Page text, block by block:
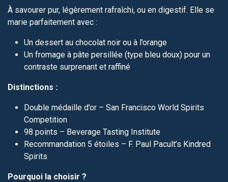
À savourer pur, légèrement rafraîchi, ou en digestif. Elle se
marie parfaitement avec :
Un dessert au chocolat noir ou à l’orange
Un fromage à pâte persillée (type bleu doux) pour un
contraste surprenant et raffiné
Distinctions :
Double médaille d’or – San Francisco World Spirits
Competition
98 points – Beverage Tasting Institute
Recommandation 5 étoiles – F. Paul Pacult’s Kindred
Spirits
Pourquoi la choisir ?